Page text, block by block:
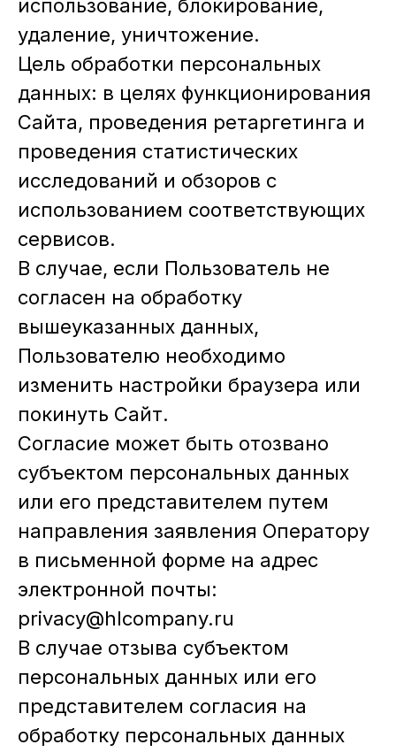
использование, блокирование,
удаление, уничтожение.
Цель обработки персональных
данных: в целях функционирования
Сайта, проведения ретаргетинга и
проведения статистических
исследований и обзоров с
использованием соответствующих
сервисов.
В случае, если Пользователь не
согласен на обработку
вышеуказанных данных,
Пользователю необходимо
изменить настройки браузера или
покинуть Сайт.
Согласие может быть отозвано
субъектом персональных данных
или его представителем путем
направления заявления Оператору
в письменной форме на адрес
электронной почты:
privacy@hlcompany.ru
В случае отзыва субъектом
персональных данных или его
представителем согласия на
обработку персональных данных